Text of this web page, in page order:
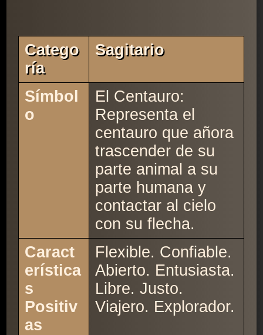
Catego
Ría
Sagitario
Símbol
o
El Centauro:
Representa el
centauro que añora
trascender de su
parte animal a su
parte humana y
contactar al cielo
con su flecha.
Caract
erística
s
Positiv
as
Flexible. Confiable.
Abierto. Entusiasta.
Libre. Justo.
Viajero. Explorador.